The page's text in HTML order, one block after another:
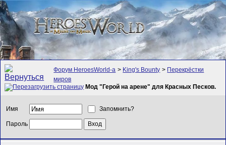
Форум HeroesWorld-а > King's Bounty > Перекрёстки
миров
Мод "Герой на арене" для Красных Песков.
Имя Запомнить?
Пароль